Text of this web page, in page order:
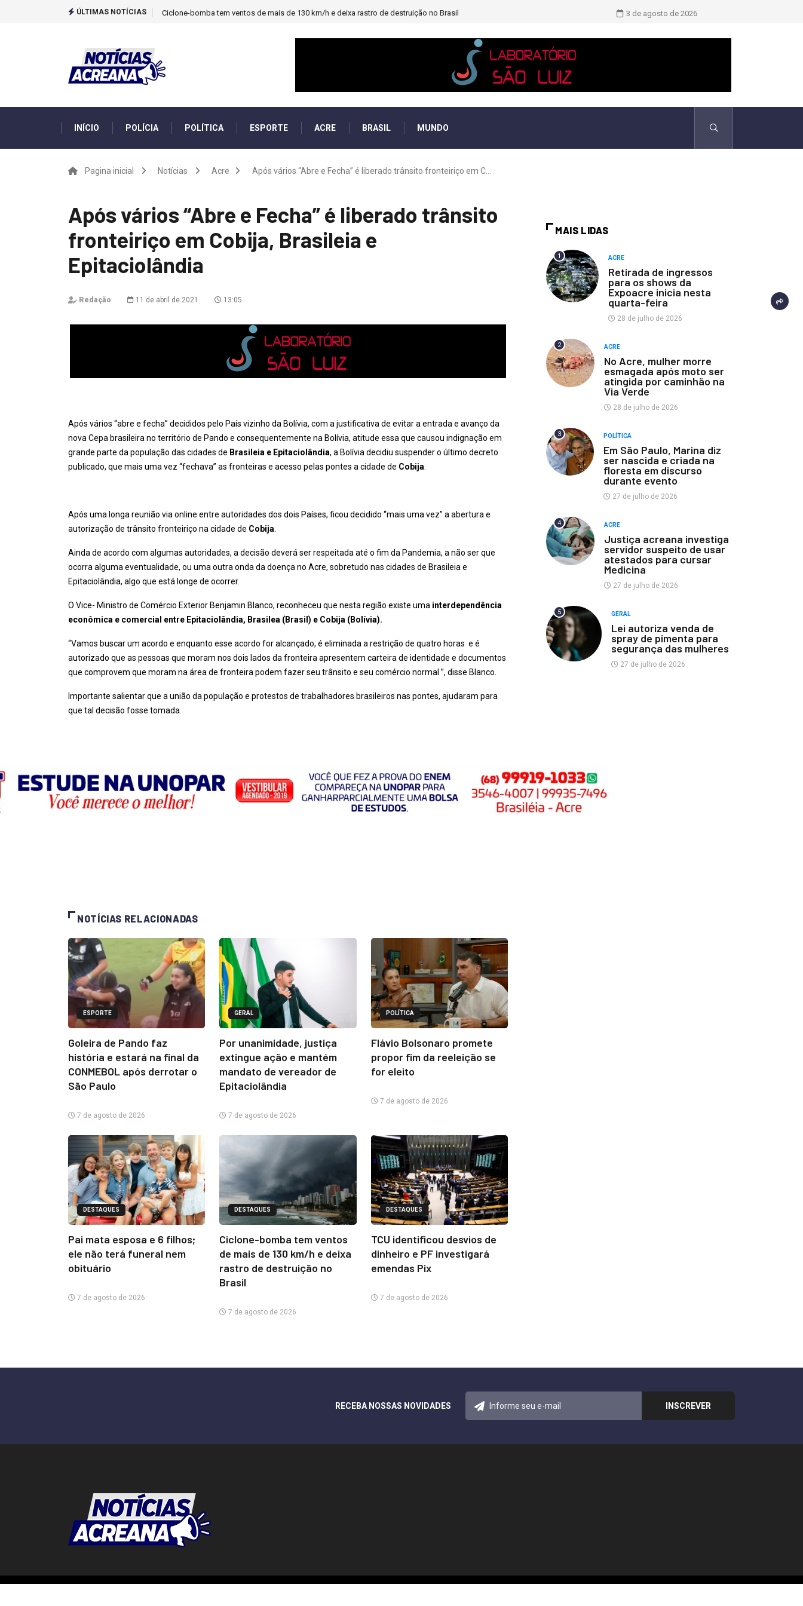
ÚLTIMAS NOTÍCIAS Ciclone-bomba tem ventos de mais de 130 km/h e deixa rastro de destruição no Brasil TCU identificou desvios de dinheiro
3 de agosto de 2026
INÍCIO POLÍCIA POLÍTICA ESPORTE ACRE BRASIL MUNDO
Pagina inicial Notícias Acre Após vários “Abre e Fecha” é liberado trânsito fronteiriço em C...
Após vários “Abre e Fecha” é liberado trânsito
fronteiriço em Cobija, Brasileia e
Epitaciolândia
Redação 11 de abril de 2021 13:05
Após vários “abre e fecha” decididos pelo País vizinho da Bolívia, com a justificativa de evitar a entrada e avanço da
nova Cepa brasileira no território de Pando e consequentemente na Bolívia, atitude essa que causou indignação em
grande parte da população das cidades de Brasileia e Epitaciolândia, a Bolívia decidiu suspender o último decreto
publicado, que mais uma vez “fechava” as fronteiras e acesso pelas pontes a cidade de Cobija
Após uma longa reunião via online entre autoridades dos dois Países, ficou decidido “mais uma vez” a abertura e
autorização de trânsito fronteiriço na cidade de Cobija
Ainda de acordo com algumas autoridades, a decisão deverá ser respeitada até o fim da Pandemia, a não ser que
ocorra alguma eventualidade, ou uma outra onda da doença no Acre, sobretudo nas cidades de Brasileia e
Epitaciolândia, algo que está longe de ocorrer.
O Vice- Ministro de Comércio Exterior Benjamin Blanco, reconheceu que nesta região existe uma interdependência
econômica e comercial entre Epitaciolândia, Brasilea (Brasil) e Cobija (Bolívia).
“Vamos buscar um acordo e enquanto esse acordo for alcançado, é eliminada a restrição de quatro horas e é
autorizado que as pessoas que moram nos dois lados da fronteira apresentem carteira de identidade e documentos
que comprovem que moram na área de fronteira podem fazer seu trânsito e seu comércio normal ”, disse Blanco.
Importante salientar que a união da população e protestos de trabalhadores brasileiros nas pontes, ajudaram para
que tal decisão fosse tomada.
NOTÍCIAS RELACIONADAS
ESPORTE
Goleira de Pando faz
história e estará na final da
CONMEBOL após derrotar o
São Paulo
7 de agosto de 2026
GERAL
Por unanimidade, justiça
extingue ação e mantém
mandato de vereador de
Epitaciolândia
7 de agosto de 2026
POLÍTICA
Flávio Bolsonaro promete
propor fim da reeleição se
for eleito
7 de agosto de 2026
DESTAQUES
Pai mata esposa e 6 filhos;
ele não terá funeral nem
obituário
7 de agosto de 2026
DESTAQUES
Ciclone-bomba tem ventos
de mais de 130 km/h e deixa
rastro de destruição no
Brasil
7 de agosto de 2026
DESTAQUES
TCU identificou desvios de
dinheiro e PF investigará
emendas Pix
7 de agosto de 2026
MAIS LIDAS
1 ACRE
Retirada de ingressos
para os shows da
Expoacre inicia nesta
quarta-feira
28 de julho de 2026
2 ACRE
No Acre, mulher morre
esmagada após moto ser
atingida por caminhão na
Via Verde
28 de julho de 2026
3 POLÍTICA
Em São Paulo, Marina diz
ser nascida e criada na
floresta em discurso
durante evento
27 de julho de 2026
4 ACRE
Justiça acreana investiga
servidor suspeito de usar
atestados para cursar
Medicina
27 de julho de 2026
5 GERAL
Lei autoriza venda de
spray de pimenta para
segurança das mulheres
27 de julho de 2026
RECEBA NOSSAS NOVIDADES